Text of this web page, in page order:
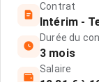
Contrat
Intérim -
Durée du
3 mois
Salaire